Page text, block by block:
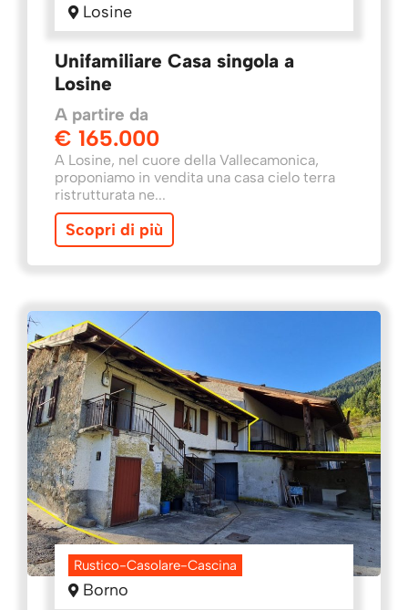
Losine
Unifamiliare Casa singola a
Losine
A partire da
€ 165.000
A Losine, nel cuore della Vallecamonica,
proponiamo in vendita una casa cielo terra
ristrutturata ne...
Scopri di più
Rustico-Casolare-Cascina
Borno